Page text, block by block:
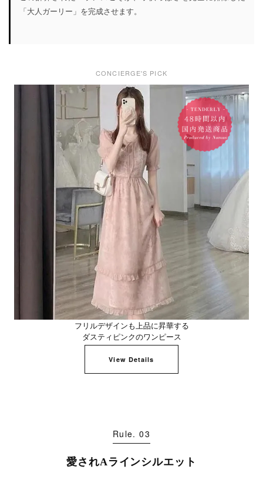
「大人ガーリー」を完成させます。
CONCIERGE'S PICK
フリルデザインも上品に昇華する
ダスティピンクのワンピース
View Details
Rule. 03
愛されAラインシルエット